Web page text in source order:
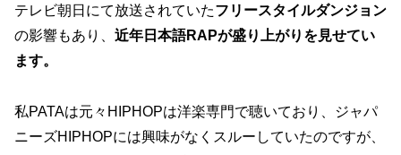
テレビ朝日にて放送されていたフリースタイルダンジョン
の影響もあり、 近年日本語RAPが盛り上がりを見せてい
ます。
私PATAは元々HIPHOPは洋楽専門で聴いており、ジャパ
ニーズHIPHOPには興味がなくスルーしていたのですが、